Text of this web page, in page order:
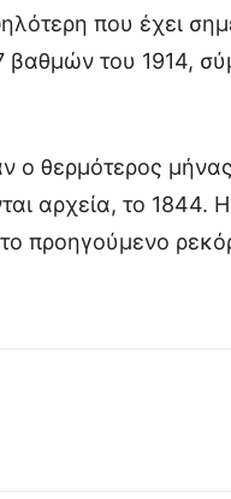
που έχει
του 1914,
ο θερμότερος
αρχεία, το 1844.
προηγούμενο